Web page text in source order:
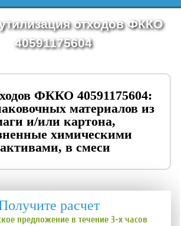
отходов ФККО
40591175604
ФККО 40591175604:
материалов из
и/или картона,
химическими
в смеси
расчет
предложение в течение 3-х часов